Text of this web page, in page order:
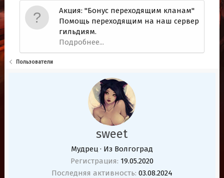
Акция: "Бонус переходящим кланам"
Помощь переходящим на наш сервер
гильдиям.
Подробнее...
Пользователи
sweet
Мудрец · Из Волгоград
Регистрация 19.05.2020
Последняя активность 03.08.2024